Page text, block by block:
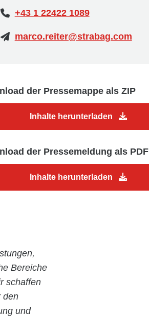
der Pressemappe als ZIP
Inhalte herunterladen
der Pressemeldung als PDF
Inhalte herunterladen
+43 1 22422 1089
marco.reiter@strabag.com
Bereiche
schaffen
den
und